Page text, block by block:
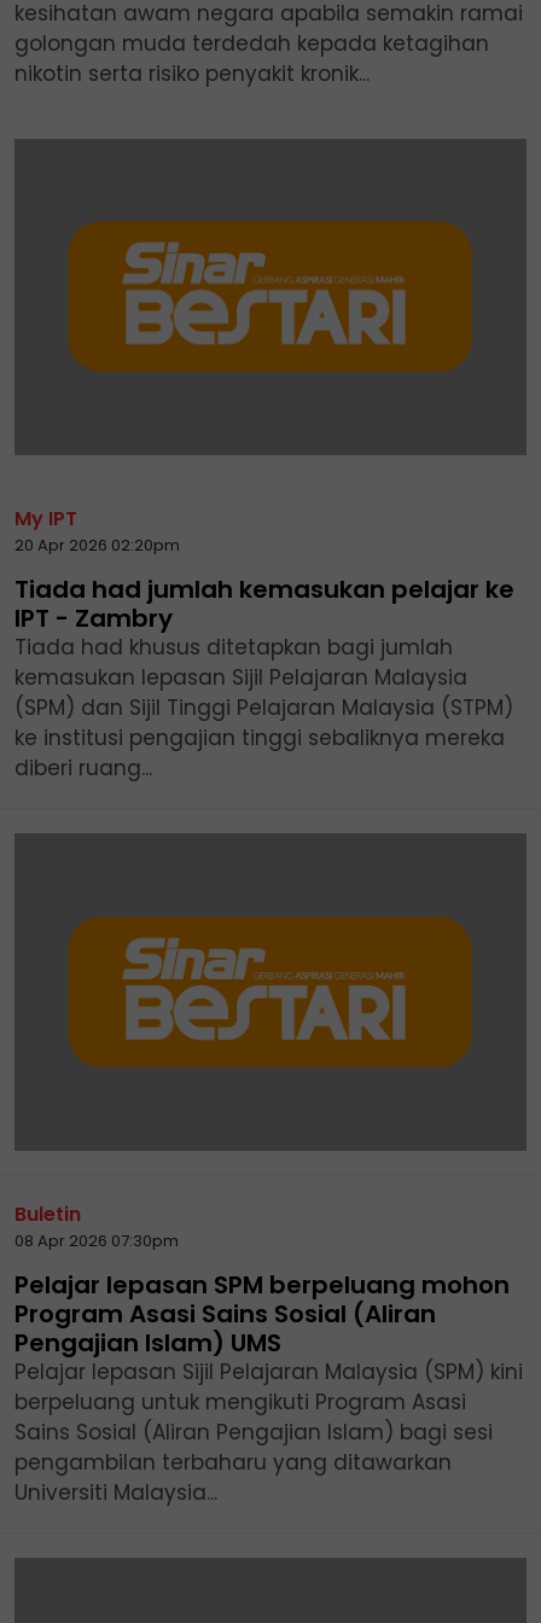
kesihatan awam negara apabila semakin ramai
golongan muda terdedah kepada ketagihan
nikotin serta risiko penyakit kronik...
My IPT
20 Apr 2026 02:20pm
Tiada had jumlah kemasukan pelajar ke
IPT - Zambry
Tiada had khusus ditetapkan bagi jumlah
kemasukan lepasan Sijil Pelajaran Malaysia
(SPM) dan Sijil Tinggi Pelajaran Malaysia (STPM)
ke institusi pengajian tinggi sebaliknya mereka
diberi ruang...
Buletin
08 Apr 2026 07:30pm
Pelajar lepasan SPM berpeluang mohon
Program Asasi Sains Sosial (Aliran
Pengajian Islam) UMS
Pelajar lepasan Sijil Pelajaran Malaysia (SPM) kini
berpeluang untuk mengikuti Program Asasi
Sains Sosial (Aliran Pengajian Islam) bagi sesi
pengambilan terbaharu yang ditawarkan
Universiti Malaysia...